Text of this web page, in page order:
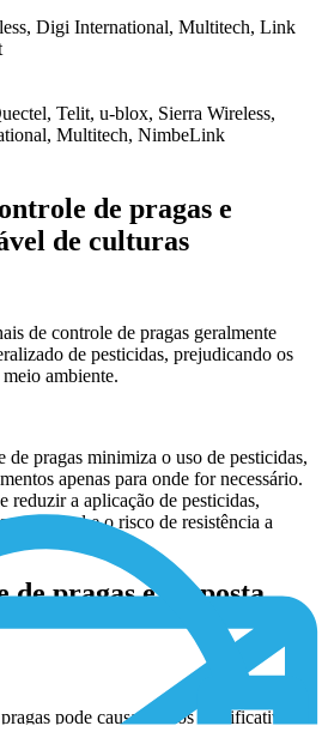
Digi International, Multitech, Link
Telit, u-blox, Sierra Wireless,
Multitech, NimbeLink
de pragas e
de culturas
de controle de pragas geralmente
de pesticidas, prejudicando os
ambiente.
de pragas minimiza o uso de pesticidas,
apenas para onde for necessário.
reduzir a aplicação de pesticidas,
ambiental e o risco de resistência a
de pragas e resposta
pode causar danos significativos